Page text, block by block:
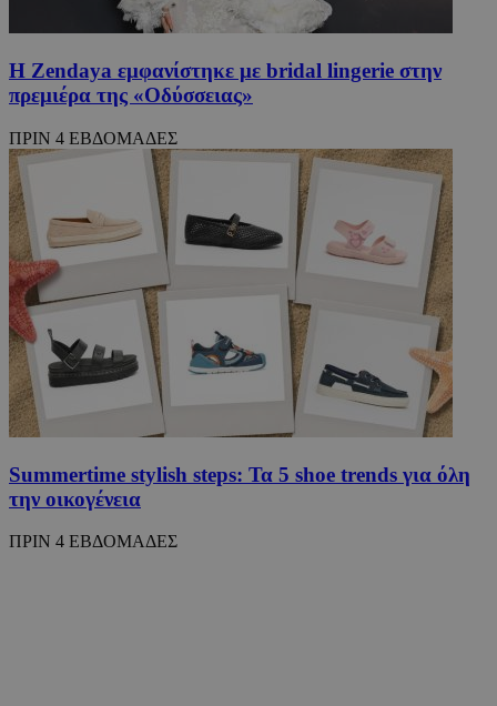
Η Zendaya εμφανίστηκε με bridal lingerie στην
πρεμιέρα της «Οδύσσειας»
ΠΡΙΝ 4 ΕΒΔΟΜΑΔΕΣ
Summertime stylish steps: Τα 5 shoe trends για όλη
την οικογένεια
ΠΡΙΝ 4 ΕΒΔΟΜΑΔΕΣ